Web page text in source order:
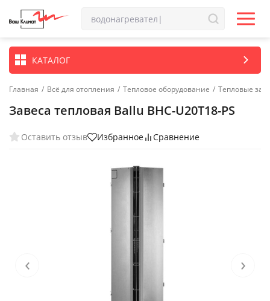
КАТАЛОГ
Главная / Всё для отопления / Тепловое оборудование / Тепловые
Завеса тепловая Ballu BHC-U20T18-PS
Оставить отзыв Избранное Сравнение
‹ ›